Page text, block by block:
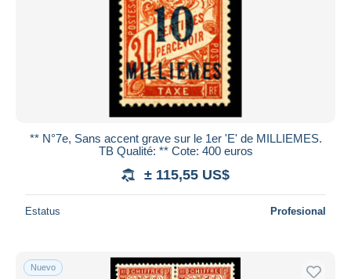
** N°7e, Sans accent grave sur le 1er 'E' de MILLIEMES.
TB Qualité: ** Cote: 400 euros
± 115,55 US$
Estatus Profesional
Nuevo